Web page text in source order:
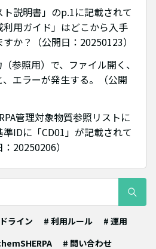
説明書」のp.1に記載されて
利用ガイド」はどこから入手
か？（公開日：20250123）
参照用）で、ファイル開く、
、エラーが発生する。（公開
管理対象物質参照リストに
IDに「CD01」が記載されて
20250206）
ライン # 利用ルール
# 運用
# 問い合わせ